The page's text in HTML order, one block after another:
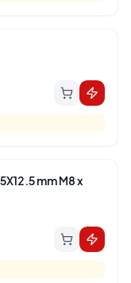
Traseros
mm M8 x